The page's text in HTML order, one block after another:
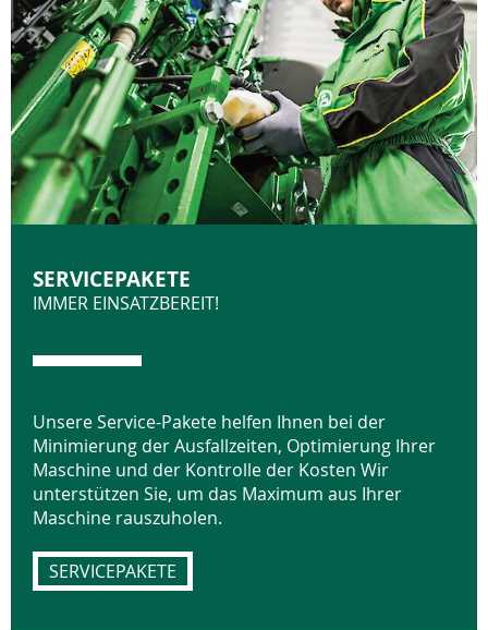
SERVICEPAKETE
IMMER EINSATZBEREIT!
Unsere Service-Pakete helfen Ihnen bei der
Minimierung der Ausfallzeiten, Optimierung Ihrer
Maschine und der Kontrolle der Kosten Wir
unterstützen Sie, um das Maximum aus Ihrer
Maschine rauszuholen.
SERVICEPAKETE